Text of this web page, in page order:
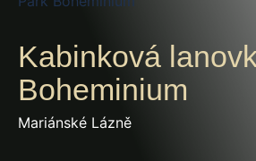
Kabinková
Boheminium
Mariánské Lázně